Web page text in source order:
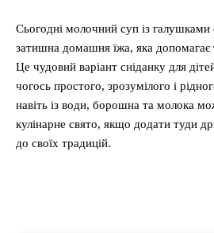
Сьогодні молочний суп із галушками
затишна домашня їжа, яка допомагає
Це чудовий варіант сніданку для
чогось простого, зрозумілого і
навіть із води, борошна та молока
кулінарне свято, якщо додати туди
до своїх традицій.